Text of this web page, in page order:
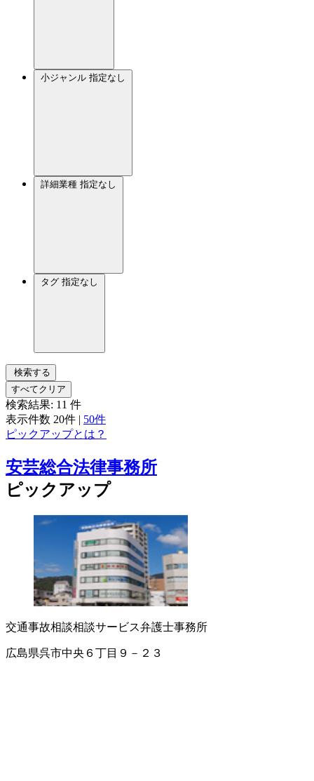
小ジャンル 指定なし
詳細業種 指定なし
タグ 指定なし
検索する
すべてクリア
検索結果: 11 件
表示件数 20件 | 50件
ピックアップとは？
安芸総合法律事務所
ピックアップ
交通事故相談相談サービス弁護士事務所
広島県呉市中央６丁目９－２３